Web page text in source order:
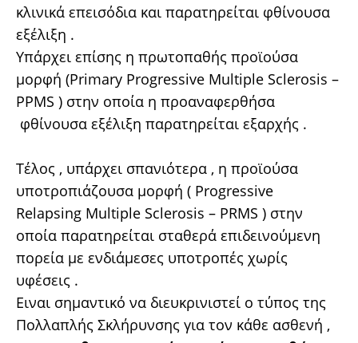
κλινικά επεισόδια και παρατηρείται φθίνουσα
εξέλιξη .
Υπάρχει επίσης η πρωτοπαθής προϊούσα
μορφή (Primary Progressive Multiple Sclerosis –
PPMS ) στην οποία η προαναφερθήσα
φθίνουσα εξέλιξη παρατηρείται εξαρχής .
Τέλος , υπάρχει σπανιότερα , η προϊούσα
υποτροπιάζουσα μορφή ( Progressive
Relapsing Multiple Sclerosis – PRMS ) στην
οποία παρατηρείται σταθερά επιδεινούμενη
πορεία με ενδιάμεσες υποτροπές χωρίς
υφέσεις .
Ειναι σημαντικό να διευκρινιστεί ο τύπος της
Πολλαπλής Σκλήρυνσης για τον κάθε ασθενή ,